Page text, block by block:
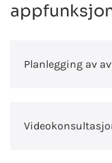
Planlegging av